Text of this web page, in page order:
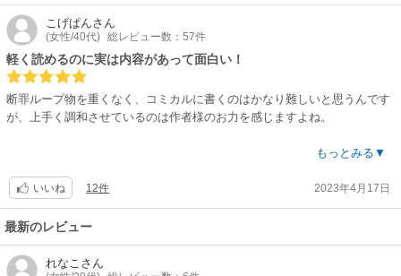
the Night」
関連リンク】
公式サイト「ティアムーン帝国物語～断頭台から始まる、姫の転生逆転
ストーリー～」
こげぱんさん
(女性/40代) 総レビュー数：57件
軽く読めるのに実は内容があって面白い！
断罪ループ物を重くなく、コミカルに書くのはかなり難しいと思うんです
が、上手く調和させているのは作者様のお力を感じますよね。
ご都合主義で無理やり進めていった為、内容もなく、ご都合主義で引っ張
るのも無理が出てきてファン離れする
↑↑↑
みたいなのがなく
主人公はちゃんと何も考えていないのに
もっとみる▼
いいね 12件 2023年4月17日
最新のレビュー
れなこ さん